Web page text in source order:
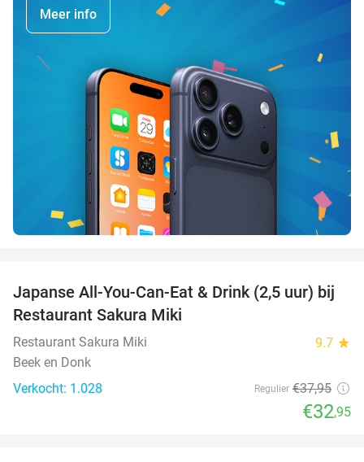
Meer info
13%
Japanse All-You-Can-Eat & Drink (2,5 uur) bij
Restaurant Sakura Miki
Restaurant Sakura Miki 9.7 star
Beek en Donk
Verkocht: 1.028
Regulier €37,95
€32,95